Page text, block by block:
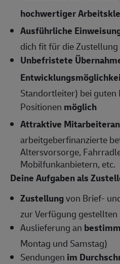
hochwertiger
Ausführliche
dich fit für die Zustellung
Unbefristete
Standortleiter) bei guten
Positionen möglich
Attraktive
arbeitgeberfinanzierte
Altersvorsorge,
Mobilfunkanbietern, etc.
Deine Aufgaben als
Zustellungvon Brief-
zur Verfügung
Auslieferung an
Montag und Samstag)
Sendungen im